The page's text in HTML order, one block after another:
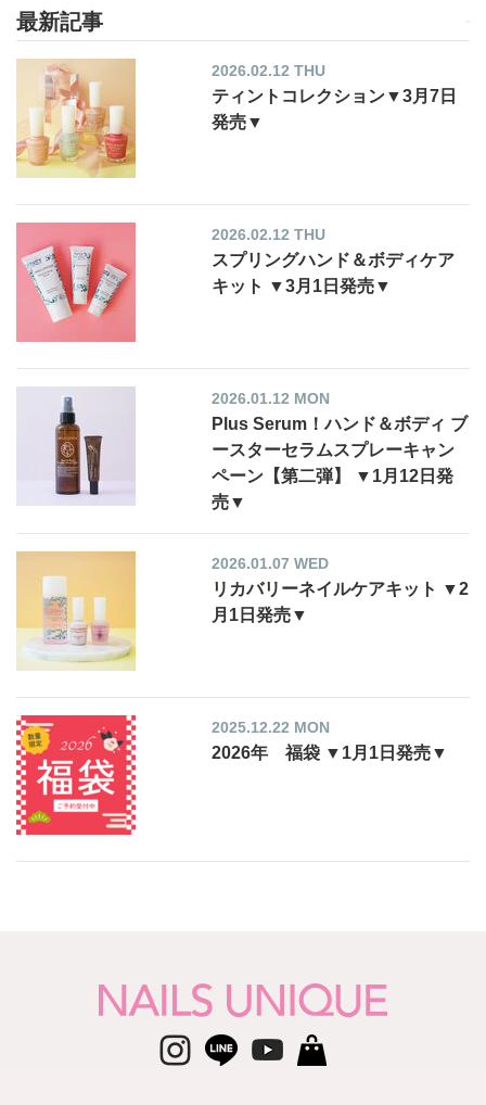
最新記事
2026.02.12 THU
ティントコレクション▼3月7日
発売▼
2026.02.12 THU
スプリングハンド＆ボディケア
キット ▼3月1日発売▼
2026.01.12 MON
Plus Serum！ハンド＆ボディ ブ
ースターセラムスプレーキャン
ペーン【第二弾】 ▼1月12日発
売▼
2026.01.07 WED
リカバリーネイルケアキット ▼2
月1日発売▼
2025.12.22 MON
2026年 福袋 ▼1月1日発売▼